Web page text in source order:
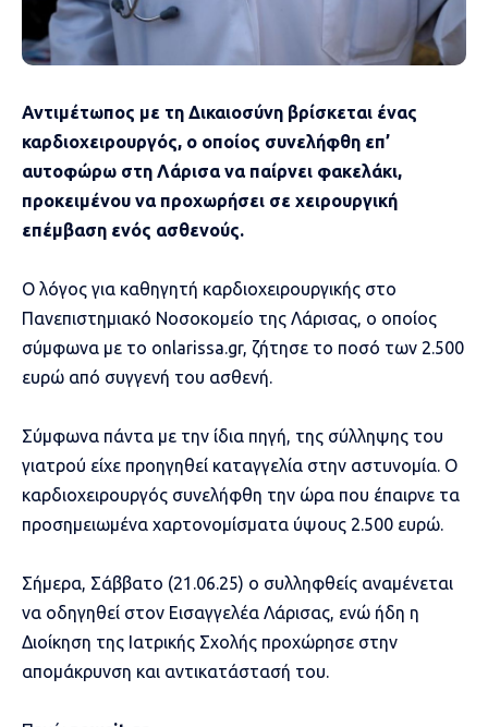
Αντιμέτωπος με τη Δικαιοσύνη βρίσκεται ένας
καρδιοχειρουργός, ο οποίος συνελήφθη επ’
αυτοφώρω στη Λάρισα να παίρνει φακελάκι,
προκειμένου να προχωρήσει σε χειρουργική
επέμβαση ενός ασθενούς.
Ο λόγος για καθηγητή καρδιοχειρουργικής στο
Πανεπιστημιακό Νοσοκομείο της Λάρισας, ο οποίος
σύμφωνα με το onlarissa.gr, ζήτησε το ποσό των 2.500
ευρώ από συγγενή του ασθενή.
Σύμφωνα πάντα με την ίδια πηγή, της σύλληψης του
γιατρού είχε προηγηθεί καταγγελία στην αστυνομία. Ο
καρδιοχειρουργός συνελήφθη την ώρα που έπαιρνε τα
προσημειωμένα χαρτονομίσματα ύψους 2.500 ευρώ.
Σήμερα, Σάββατο (21.06.25) ο συλληφθείς αναμένεται
να οδηγηθεί στον Εισαγγελέα Λάρισας, ενώ ήδη η
Διοίκηση της Ιατρικής Σχολής προχώρησε στην
απομάκρυνση και αντικατάστασή του.